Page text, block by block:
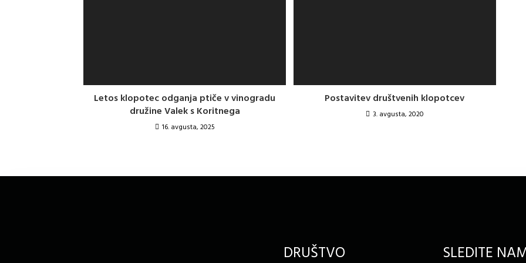
Letos klopotec odganja ptiče v vinogradu
družine Valek s Koritnega
16. avgusta, 2025
Postavitev društvenih klopotcev
3. avgusta, 2020
DRUŠTVO SLEDITE